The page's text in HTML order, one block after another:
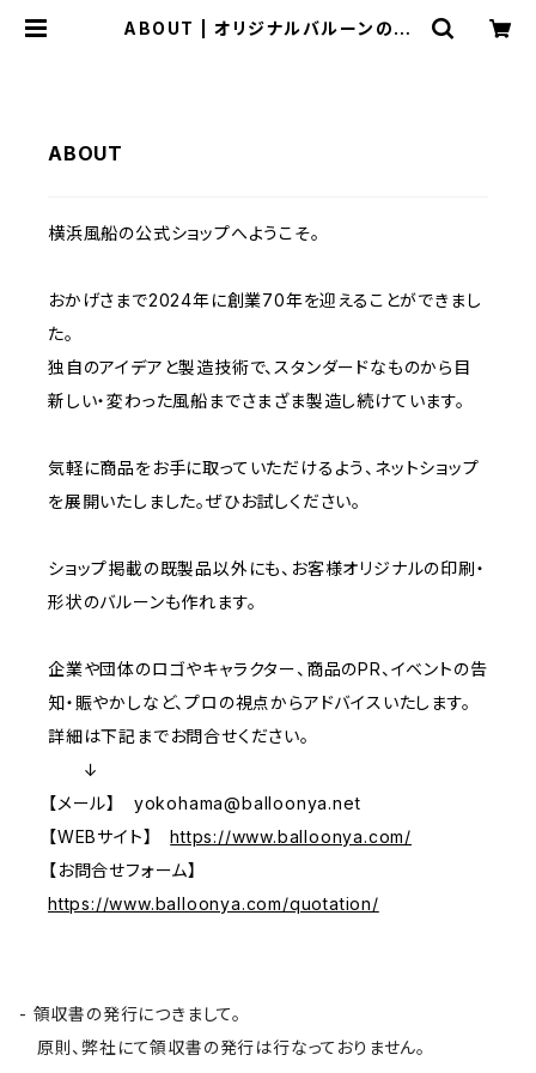
ABOUT | オリジナルバルーンの横
ABOUT
横浜風船の公式ショップへようこそ。
おかげさまで2024年に創業70年を迎えることができまし
た。
独自のアイデアと製造技術で、スタンダードなものから目
新しい・変わった風船までさまざま製造し続けています。
気軽に商品をお手に取っていただけるよう、ネットショップ
を展開いたしました。ぜひお試しください。
ショップ掲載の既製品以外にも、お客様オリジナルの印刷・
形状のバルーンも作れます。
企業や団体のロゴやキャラクター、商品のPR、イベントの告
知・賑やかしなど、プロの視点からアドバイスいたします。
詳細は下記までお問合せください。
↓
【メール】 yokohama@balloonya.net
【WEBサイト】https://www.balloonya.com/
【お問合せフォーム】
https://www.balloonya.com/quotation/
- 領収書の発行につきまして。
原則、弊社にて領収書の発行は行なっておりません。